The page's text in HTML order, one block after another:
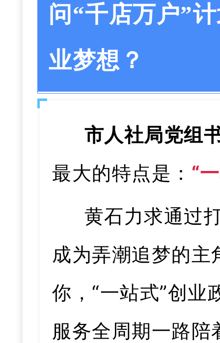
问“千店万户”
业梦想？
市人社局党组
最大的特点是： “
黄石力求通过
成为弄潮追梦的主
你，“一站式”创业
服务全周期一路